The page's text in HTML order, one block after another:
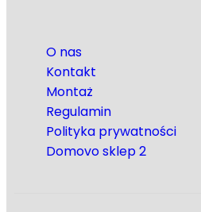
O nas
Kontakt
Montaż
Regulamin
Polityka prywatności
Domovo sklep 2